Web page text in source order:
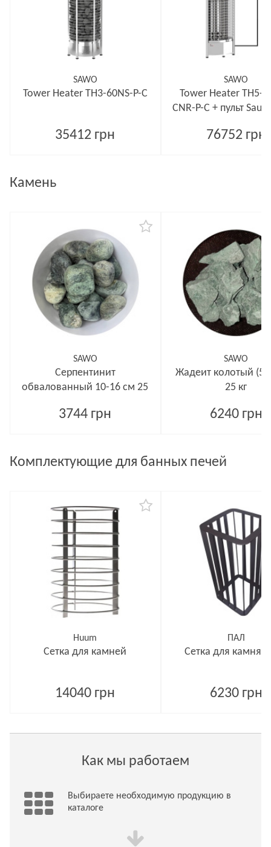
SAWO
Tower Heater TH3-60NS-P-C
35412 грн
SAWO
Tower Heater TH5-
CNR-P-C + пульт
76752 грн
Камень
SAWO
Серпентинит
обвалованный 10-16 см 25
3744 грн
SAWO
Жадеит колотый (5-
25 кг
6240 грн
Комплектующие для банных печей
Huum
Сетка для камней
14040 грн
ПАЛ
Сетка для камня
6230 грн
Как мы работаем
Выбираете необходимую продукцию в
каталоге